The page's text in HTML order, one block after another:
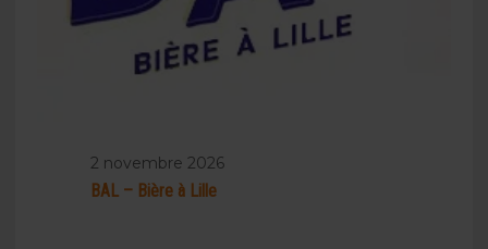
2 novembre 2026
BAL – Bière à Lille